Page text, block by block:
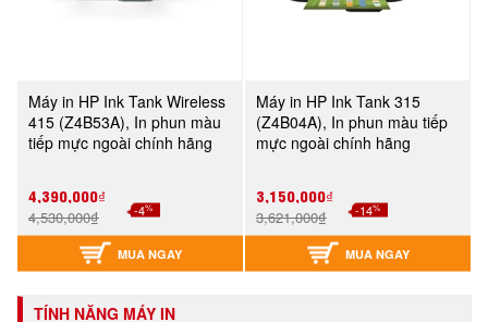
Máy in HP Ink Tank Wireless
415 (Z4B53A), In phun màu
tiếp mực ngoài chính hãng
4,390,000₫
4,530,000₫ -4%
MUA NGAY
Máy in HP Ink Tank 315
(Z4B04A), In phun màu tiếp
mực ngoài chính hãng
3,150,000₫
3,621,000₫ -14%
MUA NGAY
TÍNH NĂNG MÁY IN